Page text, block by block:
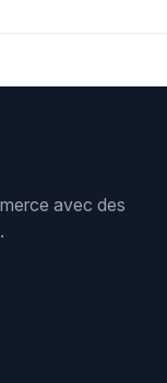
avec des